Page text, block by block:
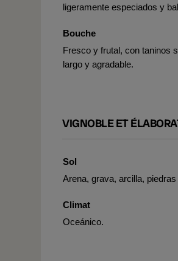
ligeramente especiados y
Bouche
Fresco y frutal, con taninos
largo y agradable.
VIGNOBLE ET
Sol
Arena, grava, arcilla,
Climat
Oceánico.